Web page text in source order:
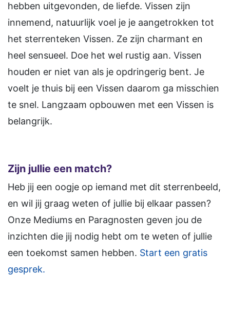
hebben uitgevonden, de liefde. Vissen zijn
innemend, natuurlijk voel je je aangetrokken tot
het sterrenteken Vissen. Ze zijn charmant en
heel sensueel. Doe het wel rustig aan. Vissen
houden er niet van als je opdringerig bent. Je
voelt je thuis bij een Vissen daarom ga misschien
te snel. Langzaam opbouwen met een Vissen is
belangrijk.
Zijn jullie een match?
Heb jij een oogje op iemand met dit sterrenbeeld,
en wil jij graag weten of jullie bij elkaar passen?
Onze Mediums en Paragnosten geven jou de
inzichten die jij nodig hebt om te weten of jullie
een toekomst samen hebben. Start een gratis
gesprek.